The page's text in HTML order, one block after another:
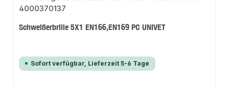
Schweißerbrille 5X1 EN166,EN169 PC UNIVET
Sofort verfügbar, Lieferzeit 5-6 Tage